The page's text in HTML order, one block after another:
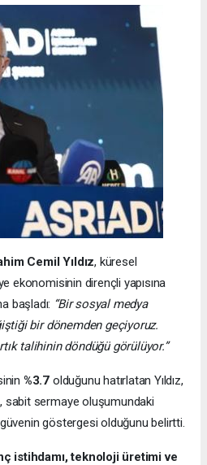
Cemil Yıldız, küresel
ekonomisinin dirençli yapısına
başladı: “Bir sosyal medya
bir dönemden geçiyoruz.
talihinin döndüğü görülüyor.”
%3.7 olduğunu hatırlatan Yıldız,
, sabit sermaye oluşumundaki
güvenin göstergesi olduğunu belirtti.
istihdamı, teknoloji üretimi ve